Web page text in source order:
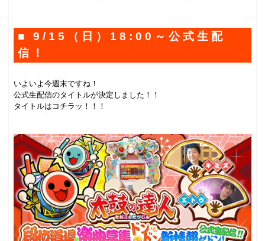
■ 9/15（日）18:00～公式生配
信！
いよいよ今週末ですね！
公式生配信のタイトルが決定しました！！
タイトルはコチラッ！！！